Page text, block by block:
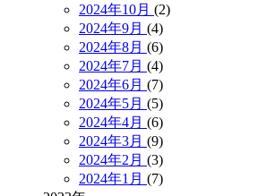
2024年10月 (2)
2024年9月 (4)
2024年8月 (6)
2024年7月 (4)
2024年6月 (7)
2024年5月 (5)
2024年4月 (6)
2024年3月 (9)
2024年2月 (3)
2024年1月 (7)